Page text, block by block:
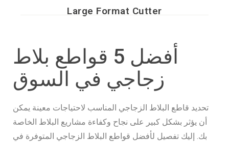
Large Format Cutter
أفضل 5 قواطع بلاط
زجاجي في السوق
تحديد قاطع البلاط الزجاجي المناسب لاحتياجات معينة يمكن
أن يؤثر بشكل كبير على نجاح وكفاءة مشاريع البلاط الخاصة
بك. إليك تفصيل لأفضل قواطع البلاط الزجاجي المتوفرة في